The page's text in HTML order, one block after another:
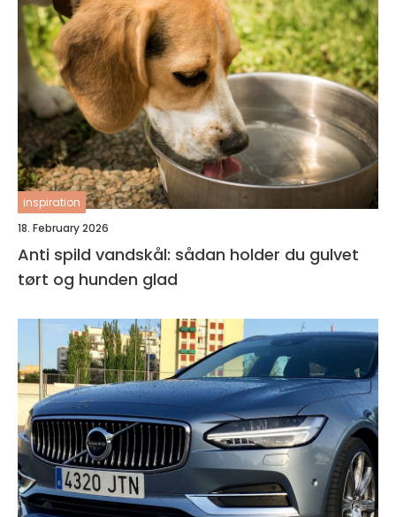
inspiration
18. February 2026
Anti spild vandskål: sådan holder du gulvet
tørt og hunden glad